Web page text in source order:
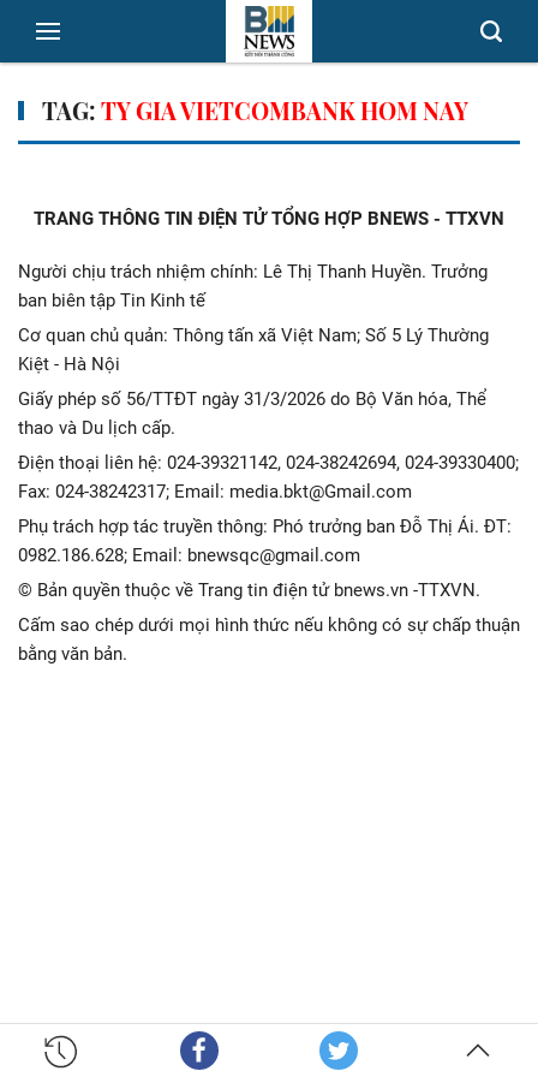
TAG:TY GIA VIETCOMBANK HOM NAY
TRANG THÔNG TIN ĐIỆN TỬ TỔNG HỢP BNEWS - TTXVN
Người chịu trách nhiệm chính: Lê Thị Thanh Huyền. Trưởng
ban biên tập Tin Kinh tế
Cơ quan chủ quản: Thông tấn xã Việt Nam; Số 5 Lý Thường
Kiệt - Hà Nội
Giấy phép số 56/TTĐT ngày 31/3/2026 do Bộ Văn hóa, Thể
thao và Du lịch cấp.
Điện thoại liên hệ: 024-39321142, 024-38242694, 024-39330400;
Fax: 024-38242317; Email: media.bkt@Gmail.com
Phụ trách hợp tác truyền thông: Phó trưởng ban Đỗ Thị Ái. ĐT:
0982.186.628; Email: bnewsqc@gmail.com
© Bản quyền thuộc về Trang tin điện tử bnews.vn -TTXVN.
Cấm sao chép dưới mọi hình thức nếu không có sự chấp thuận
bằng văn bản.